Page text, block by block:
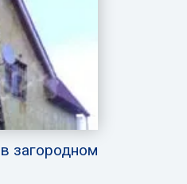
загородном